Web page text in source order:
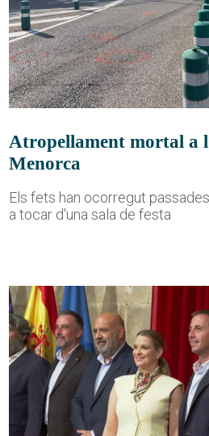
Atropellament mortal a
Menorca
Els fets han ocorregut
a tocar d'una sala de festa